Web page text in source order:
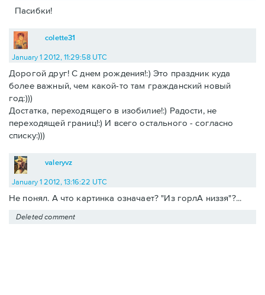
Пасибки!
colette31
January 1 2012, 11:29:58 UTC
Дорогой друг! С днем рождения!:) Это праздник куда
более важный, чем какой-то там гражданский новый
год:)))
Достатка, переходящего в изобилие!:) Радости, не
переходящей границ!:) И всего остального - согласно
списку:)))
valeryvz
January 1 2012, 13:16:22 UTC
Не понял. А что картинка означает? "Из горлА низзя"?...
Deleted comment